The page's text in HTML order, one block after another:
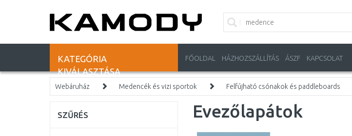
KATEGÓRIA
KIVÁLASZTÁSA
FŐOLDAL HÁZHOZSZÁLLÍTÁS ÁSZF KAPCSOLAT
Webáruház Medencék és vizi sportok Felfújható csónakok és paddleboards
Evezőlapátok
SZŰRÉS